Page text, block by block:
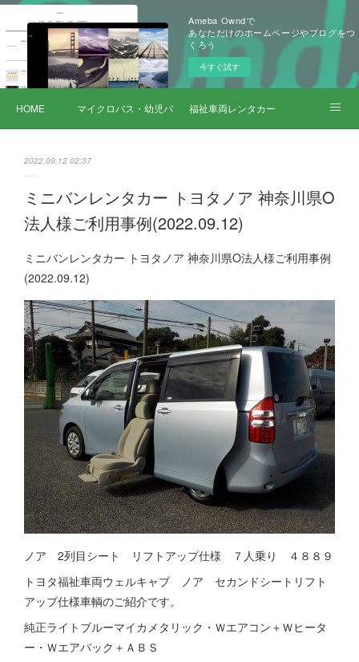
Ameba Owndで
あなただけのホームページやブログをつ
くろう
今すぐ試す
HOME マイクロバス・幼児バス レンタカー福祉車両レンタカー
2022.09.12 02:37
ミニバンレンタカー トヨタノア 神奈川県O
法人様ご利用事例(2022.09.12)
ミニバンレンタカー トヨタノア 神奈川県O法人様ご利用事例
(2022.09.12)
ノア 2列目シート リフトアップ仕様 ７人乗り ４８８９
トヨタ福祉車両ウェルキャブ ノア セカンドシートリフト
アップ仕様車輌のご紹介です。
純正ライトブルーマイカメタリック・Ｗエアコン＋Ｗヒータ
ー・Ｗエアバック＋ＡＢＳ